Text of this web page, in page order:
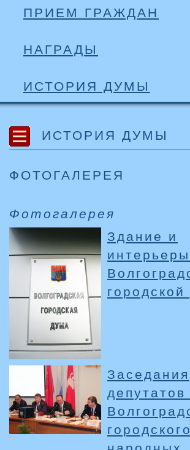
ПРИЕМ ГРАЖДАН
НАГРАДЫ
ИСТОРИЯ ДУМЫ
ИСТОРИЯ ДУМЫ
ФОТОГАЛЕРЕЯ
Фотогалерея
Здание и
интерьеры
Заседания